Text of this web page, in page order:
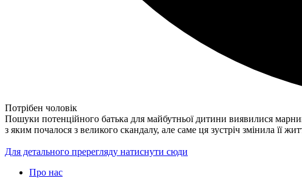
Потрібен чоловік
Пошуки потенційного батька для майбутньої дитини виявилися
з яким почалося з великого скандалу, але саме ця зустріч змінила
Для детального пререгляду натиснути сюди
Про нас